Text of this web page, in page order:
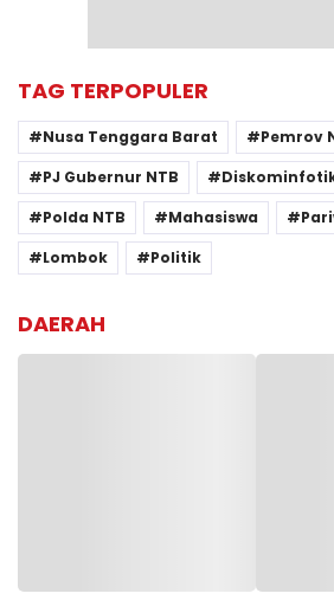
TAG TERPOPULER
Nusa Tenggara Barat Pemrov
PJ Gubernur NTB
Polda NTB
Mahasiswa
Lombok
Politik
DAERAH